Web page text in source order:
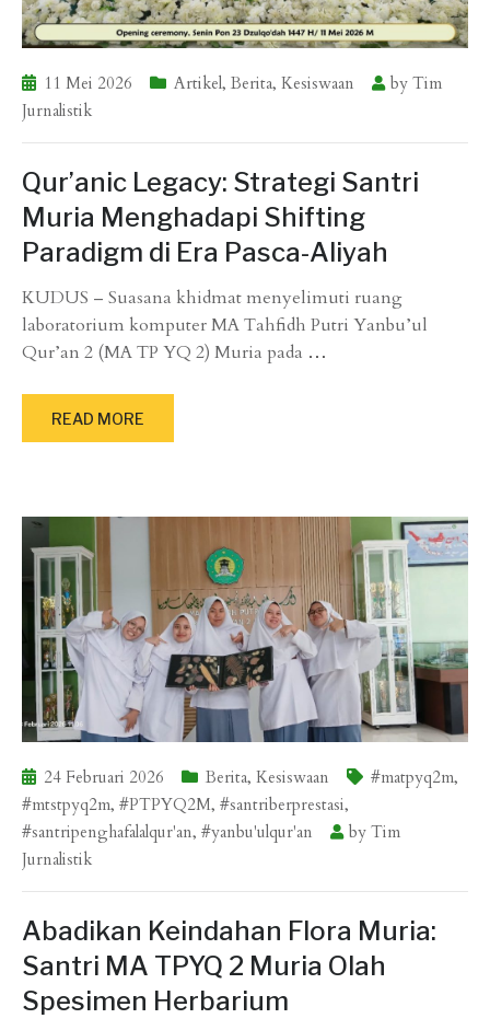
11 Mei 2026 Artikel, Berita, Kesiswaan by Tim
Jurnalistik
Qur’anic Legacy: Strategi Santri
Muria Menghadapi Shifting
Paradigm di Era Pasca-Aliyah
KUDUS – Suasana khidmat menyelimuti ruang
laboratorium komputer MA Tahfidh Putri Yanbu’ul
Qur’an 2 (MA TP YQ 2) Muria pada …
READ MORE
24 Februari 2026 Berita, Kesiswaan #matpyq2m,
#mtstpyq2m, #PTPYQ2M, #santriberprestasi,
#santripenghafalalqur'an, #yanbu'ulqur'an by Tim
Jurnalistik
Abadikan Keindahan Flora Muria:
Santri MA TPYQ 2 Muria Olah
Spesimen Herbarium